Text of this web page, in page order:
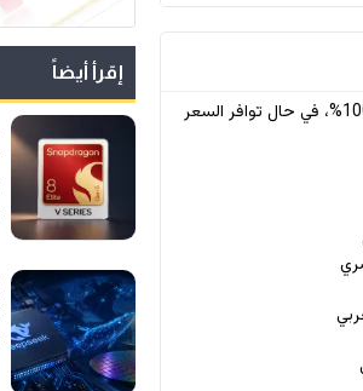
* جميع الأسعار الواردة في هذا القسم تقريبية وليست حقيقية 100%، في حال توافر السعر
إقرأ أيضاً